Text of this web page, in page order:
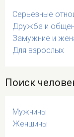
Серьезные
Дружба и
Замужние и
Для взрослых
Поиск
Мужчины
Женщины